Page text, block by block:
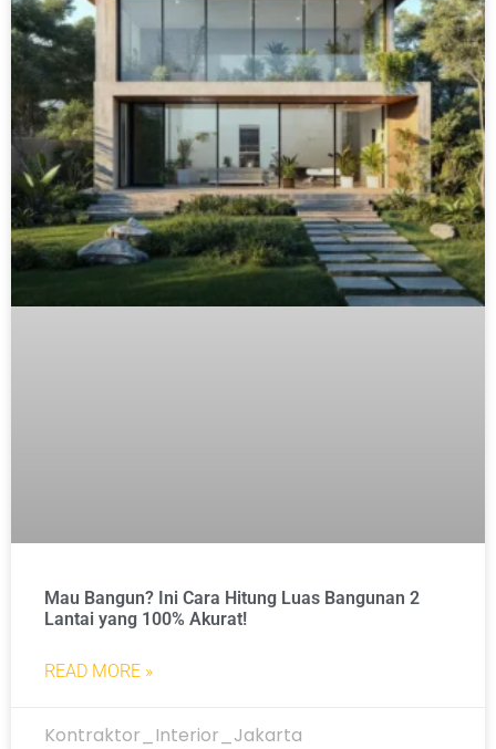
Mau Bangun? Ini Cara Hitung Luas Bangunan 2
Lantai yang 100% Akurat!
READ MORE »
Kontraktor_Interior_Jakarta